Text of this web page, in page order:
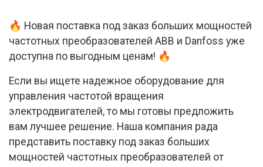
🔥 Новая поставка под заказ больших мощностей
частотных преобразователей ABB и Danfoss уже
доступна по выгодным ценам! 🔥
Если вы ищете надежное оборудование для
управления частотой вращения
электродвигателей, то мы готовы предложить
вам лучшее решение. Наша компания рада
представить поставку под заказ больших
мощностей частотных преобразователей от